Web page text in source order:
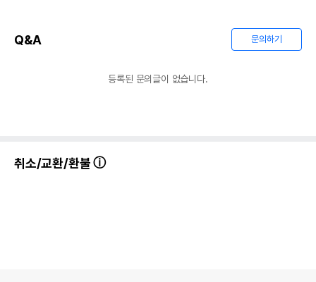
Q&A 문의하기
등록된 문의글이 없습니다.
취소/교환/환불